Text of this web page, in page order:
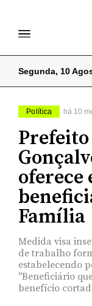
Segunda, 10
Política há 10
oferece
Família
Medida visa
de trabalho
estabelecendo
"Beneficiário
benefício